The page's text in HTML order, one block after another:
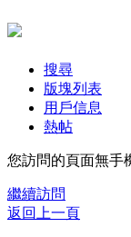
搜尋
版塊列表
用戶信息
熱帖
您訪問的頁面無手
繼續訪問
返回上一頁